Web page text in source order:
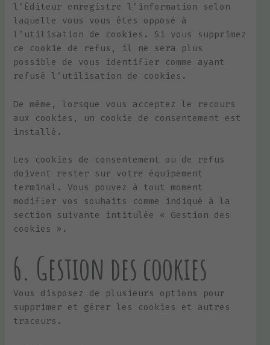
l’Éditeur enregistre l’information selon
laquelle vous vous êtes opposé à
l’utilisation de cookies. Si vous supprimez
ce cookie de refus, il ne sera plus
possible de vous identifier comme ayant
refusé l’utilisation de cookies.
De même, lorsque vous acceptez le recours
aux cookies, un cookie de consentement est
installé.
Les cookies de consentement ou de refus
doivent rester sur votre équipement
terminal. Vous pouvez à tout moment
modifier vos souhaits comme indiqué à la
section suivante intitulée « Gestion des
cookies ».
6. Gestion des cookies
Vous disposez de plusieurs options pour
supprimer et gérer les cookies et autres
traceurs.